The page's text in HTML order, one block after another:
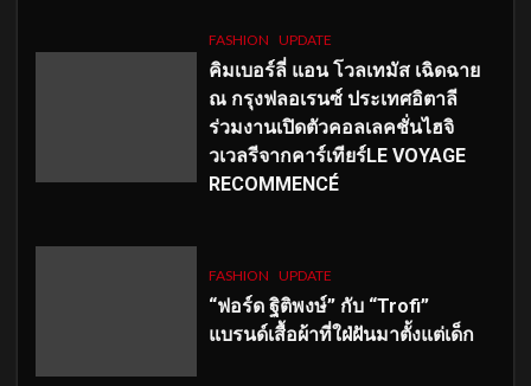
FASHION UPDATE
คิมเบอร์ลี่ แอน โวลเทมัส เฉิดฉาย
ณ กรุงฟลอเรนซ์ ประเทศอิตาลี
ร่วมงานเปิดตัวคอลเลคชั่นไฮจิ
วเวลรีจากคาร์เทียร์LE VOYAGE
RECOMMENCÉ
FASHION UPDATE
“ฟอร์ด ฐิติพงษ์” กับ “Trofi”
แบรนด์เสื้อผ้าที่ใฝ่ฝันมาตั้งแต่เด็ก